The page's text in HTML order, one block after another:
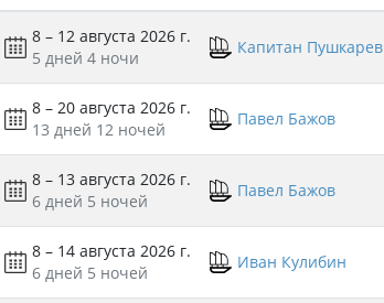
8 – 12 августа 2026 г.
5 дней 4 ночи
Капитан Пушкарев
8 – 20 августа 2026 г.
13 дней 12 ночей
Павел Бажов
8 – 13 августа 2026 г.
6 дней 5 ночей
Павел Бажов
8 – 14 августа 2026 г.
6 дней 5 ночей
Иван Кулибин